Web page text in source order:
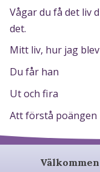
Vågar du få det liv
det.
Mitt liv, hur jag
Du får han
Ut och fira
Att förstå poängen